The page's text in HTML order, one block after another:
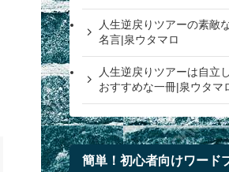
人生逆戻りツアーの素敵
名言|泉ウタマロ
人生逆戻りツアーは自立
おすすめな一冊|泉ウタマ
簡単！初心者向けワード